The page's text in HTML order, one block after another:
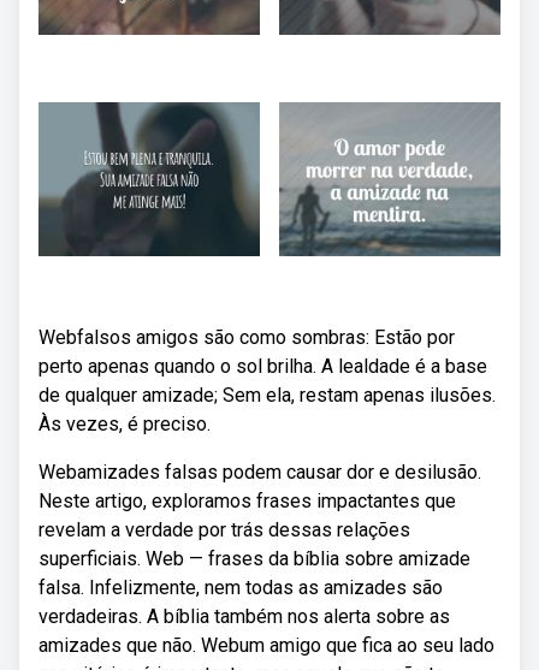
Webfalsos amigos são como sombras: Estão por
perto apenas quando o sol brilha. A lealdade é a base
de qualquer amizade; Sem ela, restam apenas ilusões.
Às vezes, é preciso.
Webamizades falsas podem causar dor e desilusão.
Neste artigo, exploramos frases impactantes que
revelam a verdade por trás dessas relações
superficiais. Web — frases da bíblia sobre amizade
falsa. Infelizmente, nem todas as amizades são
verdadeiras. A bíblia também nos alerta sobre as
amizades que não. Webum amigo que fica ao seu lado